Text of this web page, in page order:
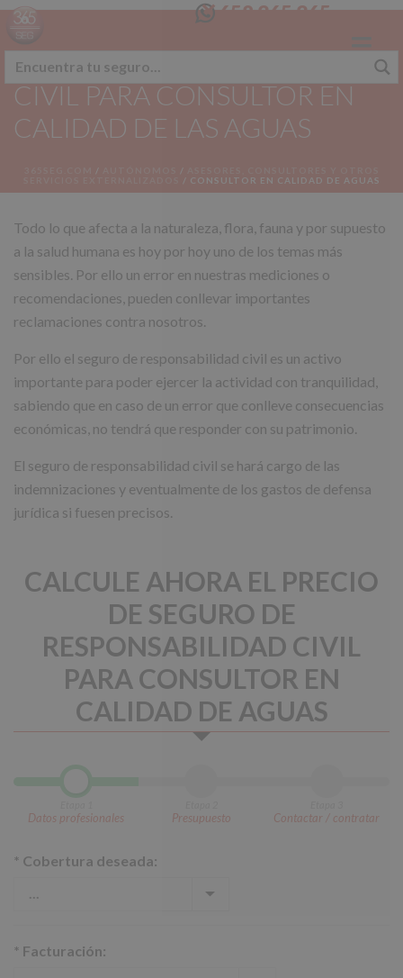
658 365 365
SEGURO RESPONSABILIDAD
CIVIL PARA CONSULTOR EN
CALIDAD DE LAS AGUAS
/ /
/ CONSULTOR EN CALIDAD DE AGUAS
Todo lo que afecta a la naturaleza, flora, fauna y por supuesto
a la salud humana es hoy por hoy uno de los temas más
sensibles. Por ello un error en nuestras mediciones o
recomendaciones, pueden conllevar importantes
reclamaciones contra nosotros.
Por ello el seguro de responsabilidad civil es un activo
importante para poder ejercer la actividad con tranquilidad,
sabiendo que en caso de un error que conlleve consecuencias
económicas, no tendrá que responder con su patrimonio.
El seguro de responsabilidad civil se hará cargo de las
indemnizaciones y eventualmente de los gastos de defensa
jurídica si fuesen precisos.
CALCULE AHORA EL PRECIO
DE SEGURO DE
RESPONSABILIDAD CIVIL
PARA CONSULTOR EN
CALIDAD DE AGUAS
Datos profesionales Presupuesto Contactar / contratar
* Cobertura deseada:
* Facturación: